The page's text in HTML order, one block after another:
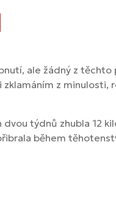
ale žádný z těchto
zklamáním z minulosti,
týdnů zhubla 12
během